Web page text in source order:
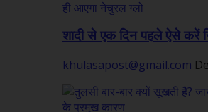
शादी से एक दिन पहले ऐसे करें
khulasapost@gmail.com